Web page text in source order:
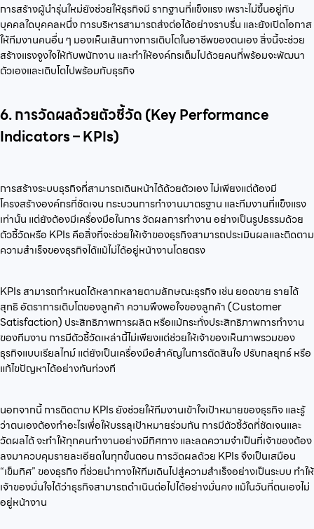
การสร้างผู้นำรุ่นใหม่ยังช่วยให้ธุรกิจมี รากฐานที่แข็งแรง เพราะไม่ขึ้นอยู่กับ
บุคคลใดบุคคลหนึ่ง การบริหารสามารถส่งต่อได้อย่างราบรื่น และยังเปิดโอกาส
ให้ทีมงานคนอื่น ๆ มองเห็นเส้นทางการเติบโตในอาชีพของตนเอง สิ่งนี้จะช่วย
สร้างแรงจูงใจให้กับพนักงาน และทำให้องค์กรเต็มไปด้วยคนที่พร้อมจะพัฒนา
ตัวเองและเติบโตไปพร้อมกับธุรกิจ
6. การวัดผลด้วยตัวชี้วัด (Key Performance
Indicators – KPIs)
การสร้างระบบธุรกิจที่สามารถเดินหน้าได้ด้วยตัวเอง ไม่เพียงแต่ต้องมี
โครงสร้างองค์กรที่ชัดเจน กระบวนการทำงานมาตรฐาน และทีมงานที่แข็งแรง
เท่านั้น แต่ยังต้องมีเครื่องมือในการ วัดผลการทำงาน อย่างเป็นรูปธรรมด้วย
ตัวชี้วัดหรือ KPIs คือสิ่งที่จะช่วยให้เจ้าของธุรกิจสามารถประเมินผลและติดตาม
ความสำเร็จของธุรกิจได้แม้ไม่ได้อยู่หน้างานโดยตรง
KPIs สามารถกำหนดได้หลากหลายตามลักษณะธุรกิจ เช่น ยอดขาย รายได้
สุทธิ อัตราการเติบโตของลูกค้า ความพึงพอใจของลูกค้า (Customer
Satisfaction) ประสิทธิภาพการผลิต หรือแม้กระทั่งประสิทธิภาพการทำงาน
ของทีมงาน การมีตัวชี้วัดเหล่านี้ไม่เพียงแต่ช่วยให้เจ้าของเห็นภาพรวมของ
ธุรกิจแบบเรียลไทม์ แต่ยังเป็นเครื่องมือสำคัญในการตัดสินใจ ปรับกลยุทธ์ หรือ
แก้ไขปัญหาได้อย่างทันท่วงที
นอกจากนี้ การติดตาม KPIs ยังช่วยให้ทีมงานเข้าใจเป้าหมายของธุรกิจ และรู้
ว่าตนเองต้องทำอะไรเพื่อให้บรรลุเป้าหมายร่วมกัน การมีตัวชี้วัดที่ชัดเจนและ
วัดผลได้ จะทำให้ทุกคนทำงานอย่างมีทิศทาง และลดความจำเป็นที่เจ้าของต้อง
ลงมาควบคุมรายละเอียดในทุกขั้นตอน การวัดผลด้วย KPIs จึงเป็นเสมือน
“เข็มทิศ” ของธุรกิจ ที่ช่วยนำทางให้ทีมเดินไปสู่ความสำเร็จอย่างเป็นระบบ ทำให้
เจ้าของมั่นใจได้ว่าธุรกิจสามารถดำเนินต่อไปได้อย่างมั่นคง แม้ในวันที่ตนเองไม่
อยู่หน้างาน